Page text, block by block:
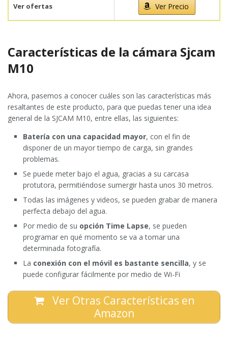
Ver ofertas Ver Precio
Características de la cámara Sjcam
M10
Ahora, pasemos a conocer cuáles son las características más
resaltantes de este producto, para que puedas tener una idea
general de la SJCAM M10, entre ellas, las siguientes:
Batería con una capacidad mayor, con el fin de
disponer de un mayor tiempo de carga, sin grandes
problemas.
Se puede meter bajo el agua, gracias a su carcasa
protutora, permitiéndose sumergir hasta unos 30 metros.
Todas las imágenes y videos, se pueden grabar de manera
perfecta debajo del agua.
Por medio de su opción Time Lapse, se pueden
programar en qué momento se va a tomar una
determinada fotografía.
La conexión con el móvil es bastante sencilla, y se
puede configurar fácilmente por medio de Wi-Fi
Ver Otras Características en
Amazon